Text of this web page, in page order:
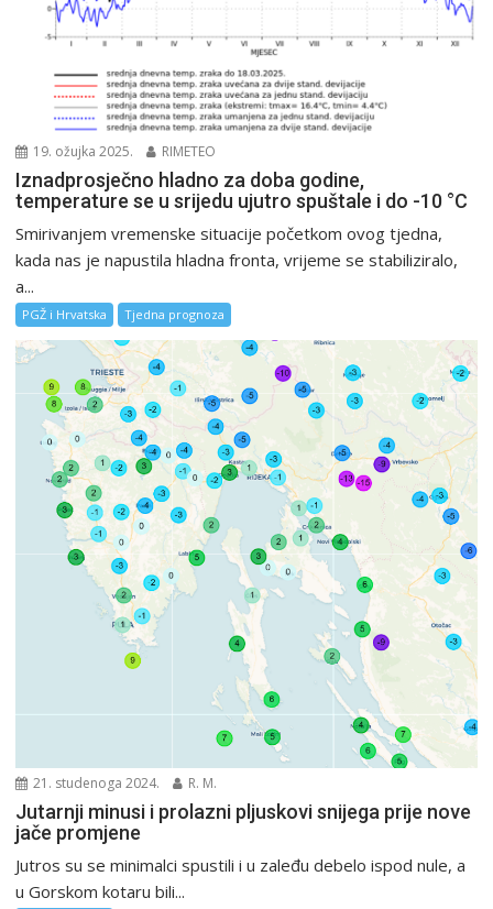
19. ožujka 2025. RIMETEO
Iznadprosječno hladno za doba godine,
temperature se u srijedu ujutro spuštale i do -10 °C
Smirivanjem vremenske situacije početkom ovog tjedna,
kada nas je napustila hladna fronta, vrijeme se stabiliziralo,
a...
PGŽ i Hrvatska Tjedna prognoza
21. studenoga 2024. R. M.
Jutarnji minusi i prolazni pljuskovi snijega prije nove
jače promjene
Jutros su se minimalci spustili i u zaleđu debelo ispod nule, a
u Gorskom kotaru bili...